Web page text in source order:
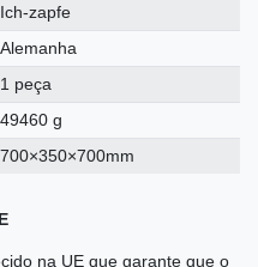
Ich-zapfe
Alemanha
1 peça
49460 g
700×350×700mm
na UE que garante que o